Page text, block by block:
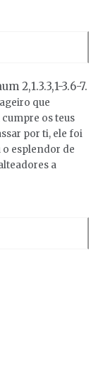
2,1.3.3,1-3.6-7.
que
cumpre os teus
por ti, ele foi
esplendor de
a